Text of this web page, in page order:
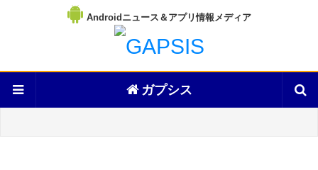
Androidニュース＆アプリ情報メディア
ガプシス